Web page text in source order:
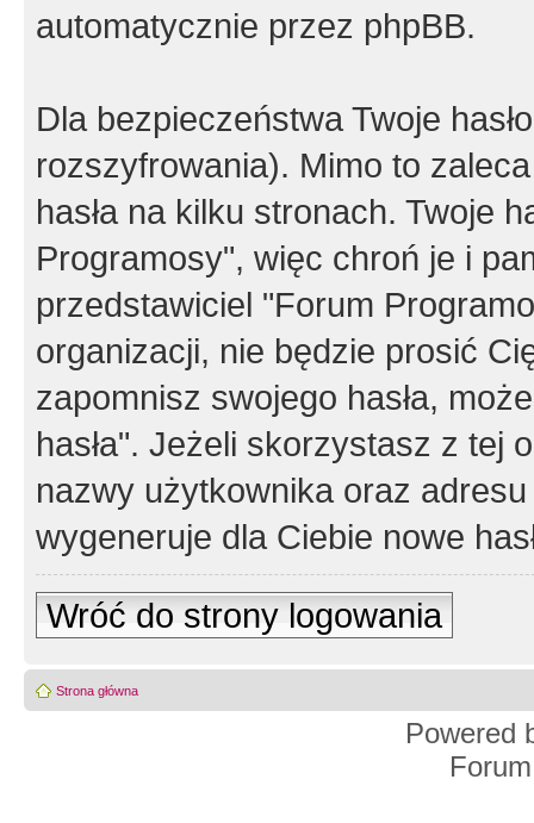
automatycznie przez phpBB.
Dla bezpieczeństwa Twoje
rozszyfrowania). Mimo to
hasła na kilku stronach. Twoje
Programosy", więc chroń je i
przedstawiciel "Forum
organizacji, nie będzie prosić
zapomnisz swojego hasła,
hasła". Jeżeli skorzystasz z tej
nazwy użytkownika oraz
wygeneruje dla Ciebie nowe
Wróć do strony logowania
Strona główna
Powered